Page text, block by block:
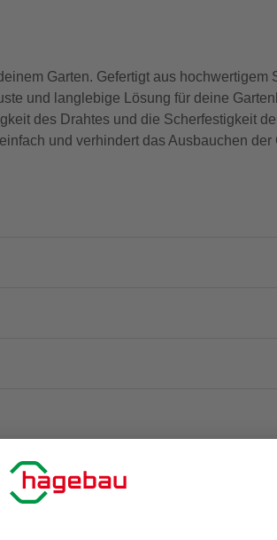
Garten. Gefertigt aus hochwertigem
und langlebige Lösung für deine
des Drahtes und die Scherfestigkeit
und verhindert das Ausbauchen der